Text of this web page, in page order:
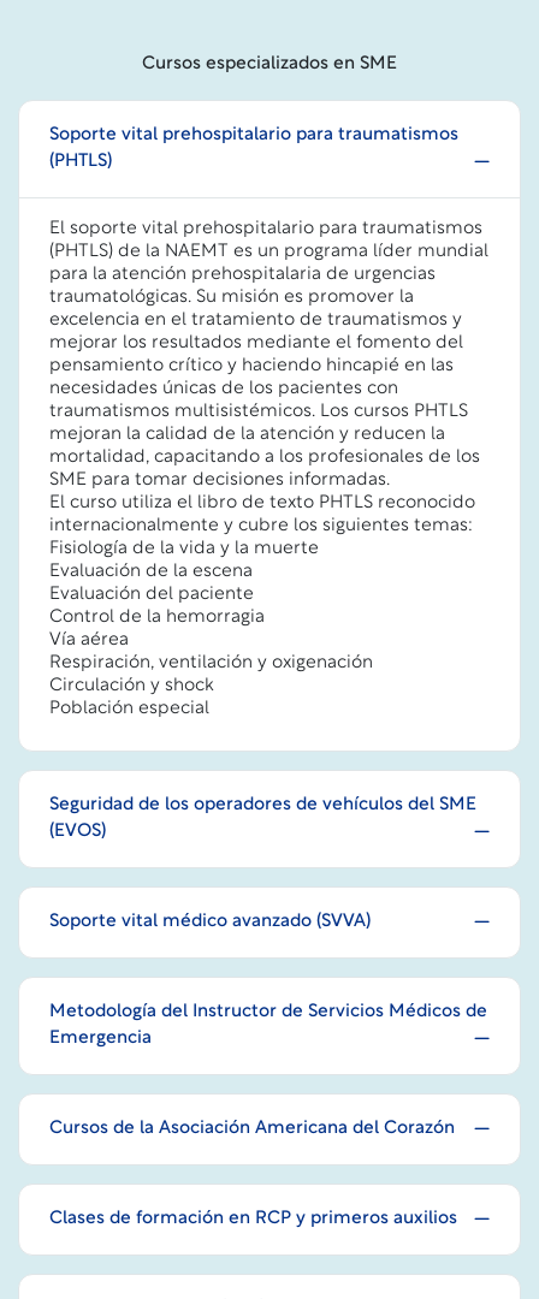
Cursos especializados en SME
Soporte vital prehospitalario para traumatismos
(PHTLS)
El soporte vital prehospitalario para traumatismos
(PHTLS) de la NAEMT es un programa líder mundial
para la atención prehospitalaria de urgencias
traumatológicas. Su misión es promover la
excelencia en el tratamiento de traumatismos y
mejorar los resultados mediante el fomento del
pensamiento crítico y haciendo hincapié en las
necesidades únicas de los pacientes con
traumatismos multisistémicos. Los cursos PHTLS
mejoran la calidad de la atención y reducen la
mortalidad, capacitando a los profesionales de los
SME para tomar decisiones informadas.
El curso utiliza el libro de texto PHTLS reconocido
internacionalmente y cubre los siguientes temas:
Fisiología de la vida y la muerte
Evaluación de la escena
Evaluación del paciente
Control de la hemorragia
Vía aérea
Respiración, ventilación y oxigenación
Circulación y shock
Población especial
Seguridad de los operadores de vehículos del SME
(EVOS)
Soporte vital médico avanzado (SVVA)
Metodología del Instructor de Servicios Médicos de
Emergencia
Cursos de la Asociación Americana del Corazón
Clases de formación en RCP y primeros auxilios